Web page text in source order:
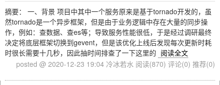
摘要： 一、背景 项目中其中一个服务原来是基于tornado开发的，虽
然tornado是一个异步框架，但是由于业务逻辑中存在大量的同步操
作，例如：查数据、查es等；导致服务性能很低，于是经过调研最终
决定将底层框架切换到gevent，但是该优化上线后发现每次更新时耗
时很长需要十几秒，因此抽时间排查了一下这里的 阅读全文
posted @ 2020-12-23 19:04 冷冰若水 阅读(870) 评论(0) 推荐(0)